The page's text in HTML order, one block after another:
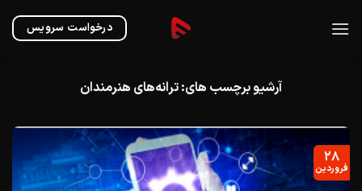
درخواست سرویس
آرشیو برچسب های:ترانه‌های هنرمندان
۲۸
فروردین